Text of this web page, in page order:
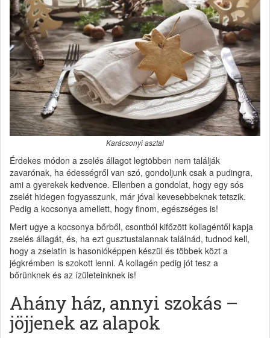
Karácsonyi asztal
Érdekes módon a zselés állagot legtöbben nem találják
zavarónak, ha édességről van szó, gondoljunk csak a pudingra,
ami a gyerekek kedvence. Ellenben a gondolat, hogy egy sós
zselét hidegen fogyasszunk, már jóval kevesebbeknek tetszik.
Pedig a kocsonya amellett, hogy finom, egészséges is!
Mert ugye a kocsonya bőrből, csontból kifőzött kollagéntől kapja
zselés állagát, és, ha ezt gusztustalannak találnád, tudnod kell,
hogy a zselatin is hasonlóképpen készül és többek közt a
jégkrémben is szokott lenni. A kollagén pedig jót tesz a
bőrünknek és az ízületeinknek is!
Ahány ház, annyi szokás –
jöjjenek az alapok